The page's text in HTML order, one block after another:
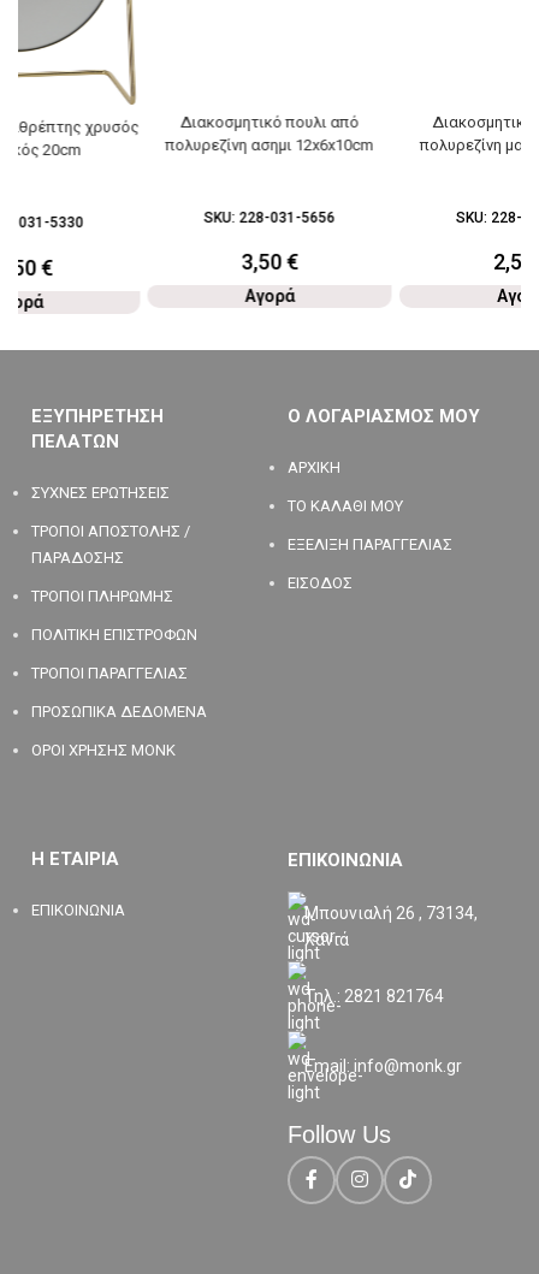
καθρέπτης χρυσός
20cm
031-5330
€
Διακοσμητικό πουλι από
πολυρεζίνη ασημι 12x6x10cm
SKU: 228-031-5656
3,50€
Αγορά
Διακοσμητικό
πολυρεζίνη
SKU: 228-
2,50
ΕΞΥΠΗΡΕΤΗΣΗ
ΠΕΛΑΤΩΝ
ΣΥΧΝΕΣ ΕΡΩΤΗΣΕΙΣ
ΤΡΟΠΟΙ ΑΠΟΣΤΟΛΗΣ /
ΠΑΡΑΔΟΣΗΣ
ΤΡΟΠΟΙ ΠΛΗΡΩΜΗΣ
ΠΟΛΙΤΙΚΗ ΕΠΙΣΤΡΟΦΩΝ
ΤΡΟΠΟΙ ΠΑΡΑΓΓΕΛΙΑΣ
ΠΡΟΣΩΠΙΚΑ ΔΕΔΟΜΕΝΑ
ΟΡΟΙ ΧΡΗΣΗΣ MONK
Ο ΛΟΓΑΡΙΑΣΜΟΣ ΜΟΥ
ΑΡΧΙΚΗ
ΤΟ ΚΑΛΑΘΙ ΜΟΥ
ΕΞΕΛΙΞΗ ΠΑΡΑΓΓΕΛΙΑΣ
ΕΙΣΟΔΟΣ
Η ΕΤΑΙΡΙΑ
ΕΠΙΚΟΙΝΩΝΙΑ
ΕΠΙΚΟΙΝΩΝΙΑ
Μπουνιαλή 26 , 73134,
Χανιά
Τηλ.: 2821 821764
Email: info@monk.gr
Follow Us